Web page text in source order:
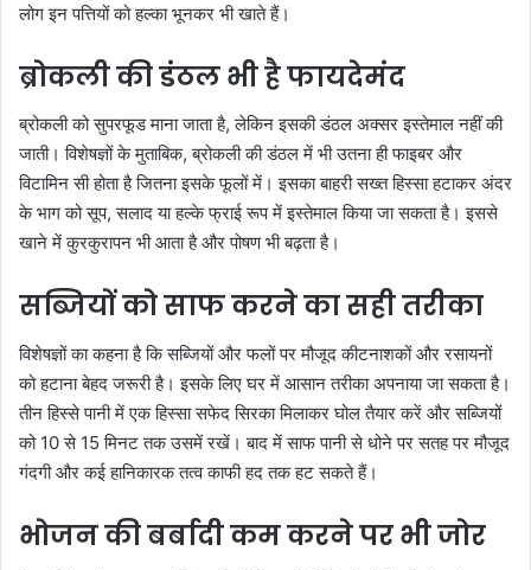
लोग इन पत्तियों को हल्का भूनकर भी खाते हैं।
ब्रोकली की डंठल भी है फायदेमंद
ब्रोकली को सुपरफूड माना जाता है, लेकिन इसकी डंठल अक्सर इस्तेमाल नहीं की
जाती। विशेषज्ञों के मुताबिक, ब्रोकली की डंठल में भी उतना ही फाइबर और
विटामिन सी होता है जितना इसके फूलों में। इसका बाहरी सख्त हिस्सा हटाकर अंदर
के भाग को सूप, सलाद या हल्के फ्राई रूप में इस्तेमाल किया जा सकता है। इससे
खाने में कुरकुरापन भी आता है और पोषण भी बढ़ता है।
सब्जियों को साफ करने का सही तरीका
विशेषज्ञों का कहना है कि सब्जियों और फलों पर मौजूद कीटनाशकों और रसायनों
को हटाना बेहद जरूरी है। इसके लिए घर में आसान तरीका अपनाया जा सकता है।
तीन हिस्से पानी में एक हिस्सा सफेद सिरका मिलाकर घोल तैयार करें और सब्जियों
को 10 से 15 मिनट तक उसमें रखें। बाद में साफ पानी से धोने पर सतह पर मौजूद
गंदगी और कई हानिकारक तत्व काफी हद तक हट सकते हैं।
भोजन की बर्बादी कम करने पर भी जोर